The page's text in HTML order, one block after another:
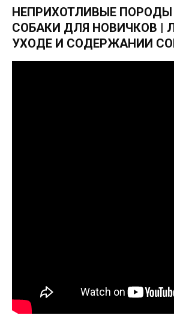
НЕПРИХОТЛИВЫЕ ПОРОДЫ
СОБАКИ ДЛЯ НОВИЧКОВ |
УХОДЕ И СОДЕРЖАНИИ